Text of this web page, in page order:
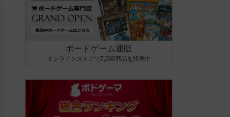
ボードゲーム通販
オンラインストアで7,500商品を販売中